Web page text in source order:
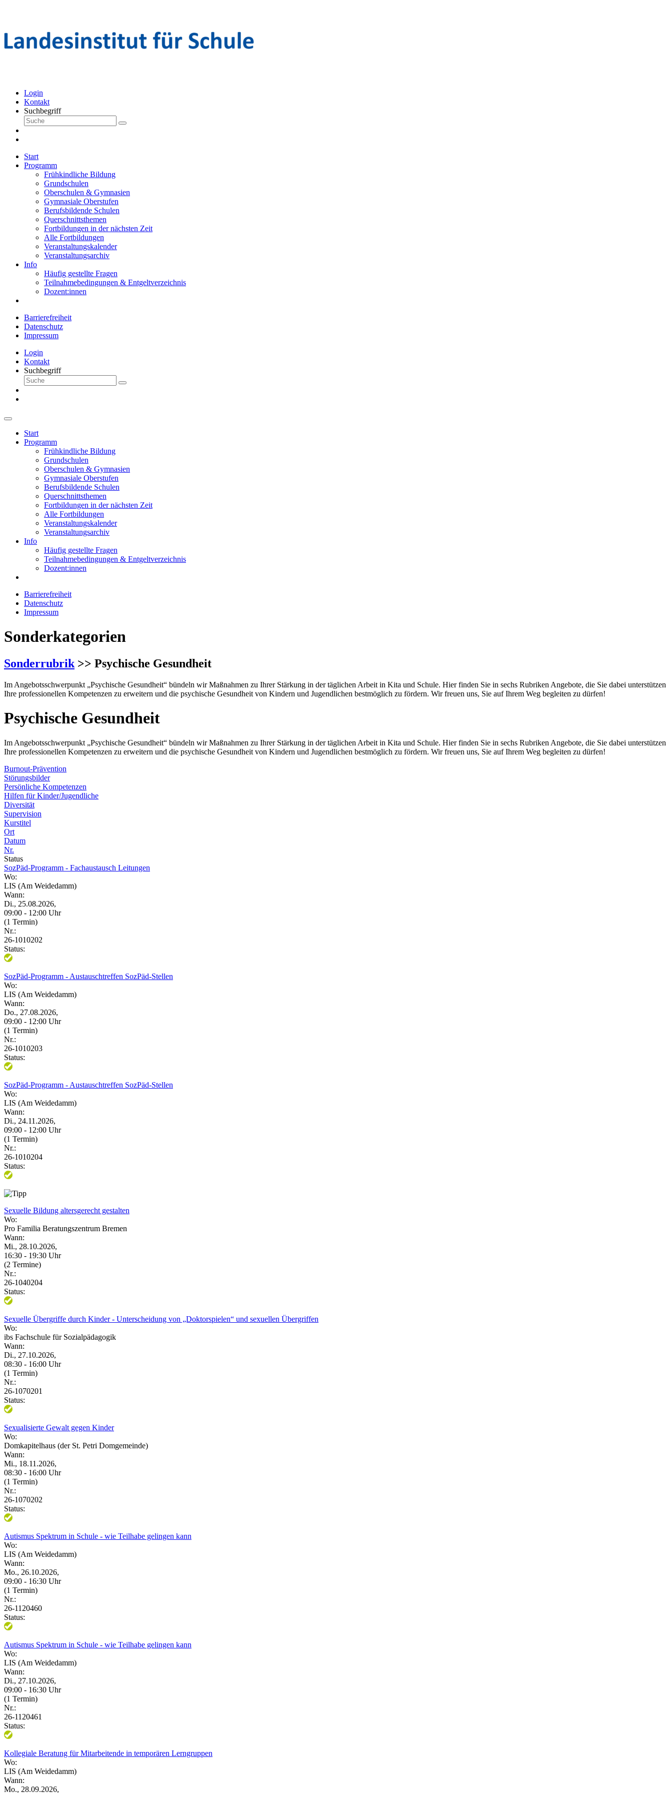
Login
Kontakt
Suchbegriff
Start
Programm
Frühkindliche Bildung
Grundschulen
Oberschulen & Gymnasien
Gymnasiale Oberstufen
Berufsbildende Schulen
Querschnittsthemen
Fortbildungen in der nächsten Zeit
Alle Fortbildungen
Veranstaltungskalender
Veranstaltungsarchiv
Info
Häufig gestellte Fragen
Teilnahmebedingungen & Entgeltverzeichnis
Dozent:innen
Barrierefreiheit
Datenschutz
Impressum
Login
Kontakt
Suchbegriff
Start
Programm
Frühkindliche Bildung
Grundschulen
Oberschulen & Gymnasien
Gymnasiale Oberstufen
Berufsbildende Schulen
Querschnittsthemen
Fortbildungen in der nächsten Zeit
Alle Fortbildungen
Veranstaltungskalender
Veranstaltungsarchiv
Info
Häufig gestellte Fragen
Teilnahmebedingungen & Entgeltverzeichnis
Dozent:innen
Barrierefreiheit
Datenschutz
Impressum
Sonderkategorien
Sonderrubrik >> Psychische Gesundheit
Im Angebotsschwerpunkt „Psychische Gesundheit“ bündeln wir Maßnahmen zu Ihrer Stärkung in der täglichen Arbeit in Kita und Schule. Hier finden Sie in sechs Rubriken Angebote, die Sie dabei unterstützen
Ihre professionellen Kompetenzen zu erweitern und die psychische Gesundheit von Kindern und Jugendlichen bestmöglich zu fördern. Wir freuen uns, Sie auf Ihrem Weg begleiten zu dürfen!
Psychische Gesundheit
Im Angebotsschwerpunkt „Psychische Gesundheit“ bündeln wir Maßnahmen zu Ihrer Stärkung in der täglichen Arbeit in Kita und Schule. Hier finden Sie in sechs Rubriken Angebote, die Sie dabei unterstützen
Ihre professionellen Kompetenzen zu erweitern und die psychische Gesundheit von Kindern und Jugendlichen bestmöglich zu fördern. Wir freuen uns, Sie auf Ihrem Weg begleiten zu dürfen!
Burnout-Prävention
Störungsbilder
Persönliche Kompetenzen
Hilfen für Kinder/Jugendliche
Diversität
Supervision
Kurstitel
Ort
Datum
Nr.
Status
SozPäd-Programm - Fachaustausch Leitungen
Wo:
LIS (Am Weidedamm)
Wann:
Di., 25.08.2026,
09:00 - 12:00 Uhr
(1 Termin)
Nr.:
26-1010202
Status:
SozPäd-Programm - Austauschtreffen SozPäd-Stellen
Wo:
LIS (Am Weidedamm)
Wann:
Do., 27.08.2026,
09:00 - 12:00 Uhr
(1 Termin)
Nr.:
26-1010203
Status:
SozPäd-Programm - Austauschtreffen SozPäd-Stellen
Wo:
LIS (Am Weidedamm)
Wann:
Di., 24.11.2026,
09:00 - 12:00 Uhr
(1 Termin)
Nr.:
26-1010204
Status:
Sexuelle Bildung altersgerecht gestalten
Wo:
Pro Familia Beratungszentrum Bremen
Wann:
Mi., 28.10.2026,
16:30 - 19:30 Uhr
(2 Termine)
Nr.:
26-1040204
Status:
Sexuelle Übergriffe durch Kinder - Unterscheidung von „Doktorspielen“ und sexuellen Übergriffen
Wo:
ibs Fachschule für Sozialpädagogik
Wann:
Di., 27.10.2026,
08:30 - 16:00 Uhr
(1 Termin)
Nr.:
26-1070201
Status:
Sexualisierte Gewalt gegen Kinder
Wo:
Domkapitelhaus (der St. Petri Domgemeinde)
Wann:
Mi., 18.11.2026,
08:30 - 16:00 Uhr
(1 Termin)
Nr.:
26-1070202
Status:
Autismus Spektrum in Schule - wie Teilhabe gelingen kann
Wo:
LIS (Am Weidedamm)
Wann:
Mo., 26.10.2026,
09:00 - 16:30 Uhr
(1 Termin)
Nr.:
26-1120460
Status:
Autismus Spektrum in Schule - wie Teilhabe gelingen kann
Wo:
LIS (Am Weidedamm)
Wann:
Di., 27.10.2026,
09:00 - 16:30 Uhr
(1 Termin)
Nr.:
26-1120461
Status:
Kollegiale Beratung für Mitarbeitende in temporären Lerngruppen
Wo:
LIS (Am Weidedamm)
Wann:
Mo., 28.09.2026,